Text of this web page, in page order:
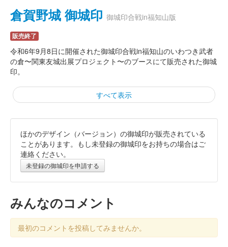
倉賀野城 御城印 御城印合戦in福知山版
販売終了
令和6年9月8日に開催された御城印合戦in福知山のいわつき武者
の倉〜関東友城出展プロジェクト〜のブースにて販売された御城
印。
すべて表示
倉賀野城 御城印 群馬戦国御城印サミット 令和六年
春版
販売終了
100枚限定
倉賀野城 御城印 岩槻「端午の節句」版
ほかのデザイン（バージョン）の御城印が販売されている
ことがあります。もし未登録の御城印をお持ちの場合はご
連絡ください。
未登録の御城印を申請する
みんなのコメント
最初のコメントを投稿してみませんか。